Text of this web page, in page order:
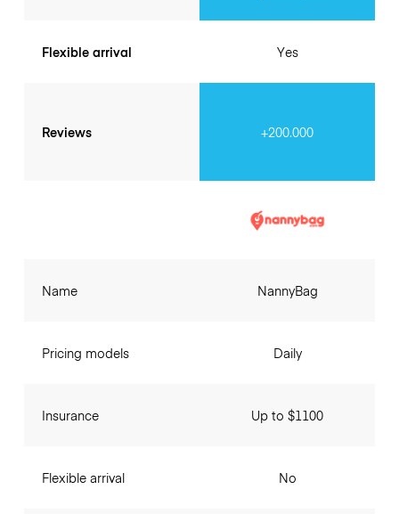
Flexible arrival
Reviews
Yes
+200.000
Name
Pricing models
Insurance
Flexible arrival
NannyBag
Daily
Up to $1100
No